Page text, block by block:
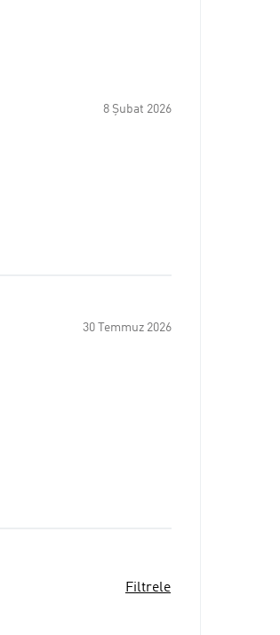
8 Şubat 2026
30 Temmuz 2026
Filtrele